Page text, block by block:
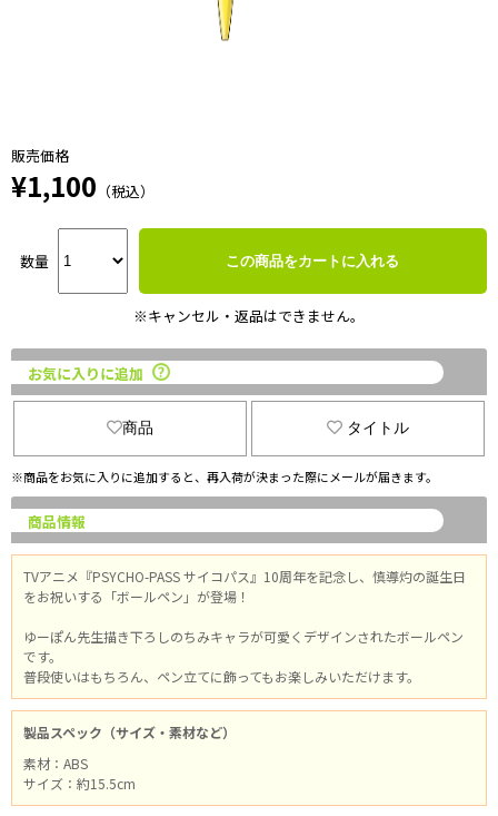
販売価格
¥1,100 （税込）
数量 この商品をカートに入れる
※キャンセル・返品はできません。
お気に入りに追加
商品 タイトル
※商品をお気に入りに追加すると、再入荷が決まった際にメールが届きます。
商品情報
TVアニメ『PSYCHO-PASS サイコパス』10周年を記念し、慎導灼の誕生日
をお祝いする「ボールペン」が登場！
ゆーぽん先生描き下ろしのちみキャラが可愛くデザインされたボールペン
です。
普段使いはもちろん、ペン立てに飾ってもお楽しみいただけます。
製品スペック（サイズ・素材など）
素材：ABS
サイズ：約15.5cm